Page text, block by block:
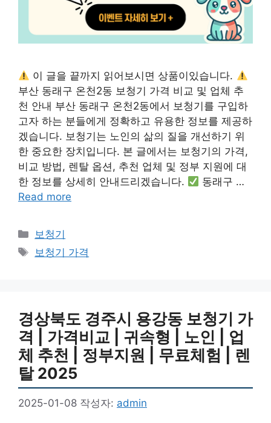
이 글을 끝까지 읽어보시면 상품이있습니다.
부산 동래구 온천2동 보청기 가격 비교 및 업체 추
천 안내 부산 동래구 온천2동에서 보청기를 구입하
고자 하는 분들에게 정확하고 유용한 정보를 제공하
겠습니다. 보청기는 노인의 삶의 질을 개선하기 위
한 중요한 장치입니다. 본 글에서는 보청기의 가격,
비교 방법, 렌탈 옵션, 추천 업체 및 정부 지원에 대
한 정보를 상세히 안내드리겠습니다.
동래구 …
Read more
카
테
보청기
태
보청기 가격
경상북도 경주시 용강동 보청기 가
격 | 가격비교 | 귀속형 | 노인 | 업
체 추천 | 정부지원 | 무료체험 | 렌
탈 2025
2025-01-08 작성자: admin